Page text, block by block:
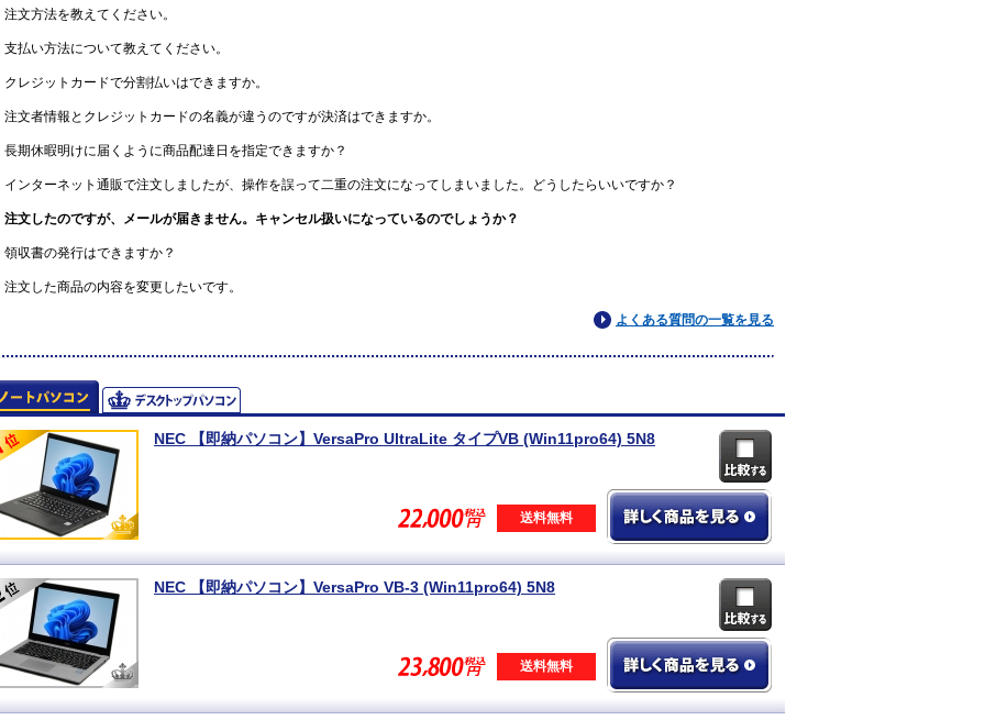
注文方法を教えてください。
支払い方法について教えてください。
クレジットカードで分割払いはできますか。
注文者情報とクレジットカードの名義が違うのですが決済はできますか。
長期休暇明けに届くように商品配達日を指定できますか？
インターネット通販で注文しましたが、操作を誤って二重の注文になってしまいました。どうしたらいいですか？
注文したのですが、メールが届きません。キャンセル扱いになっているのでしょうか？
領収書の発行はできますか？
注文した商品の内容を変更したいです。
よくある質問の一覧を見る
NEC 【即納パソコン】VersaPro UltraLite タイプVB (Win11pro64) 5N8
送料無料
NEC 【即納パソコン】VersaPro VB-3 (Win11pro64) 5N8
送料無料